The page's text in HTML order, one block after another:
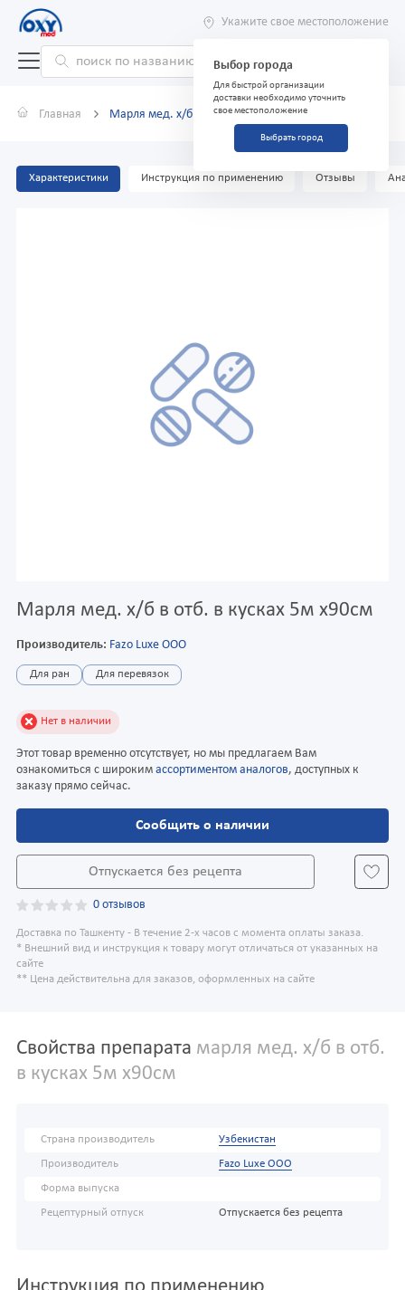
Укажите свое местоположение
Выбор города
Для быстрой организации
доставки необходимо уточнить
свое местоположение
Выбрать город
Главная Марля мед. х/б в отб. в кусках 5м x90см
Характеристики Инструкция по применению Отзывы
Марля мед. х/б в отб. в кусках 5м x90см
Производитель: Fazo Luxe OOO
Для ран Для перевязок
Нет в наличии
Этот товар временно отсутствует, но мы предлагаем Вам
ознакомиться с широким ассортиментом аналогов, доступных к
заказу прямо сейчас.
Сообщить о наличии
Отпускается без рецепта
0 отзывов
Доставка по Ташкенту - В течение 2-х часов с момента оплаты заказа.
* Внешний вид и инструкция к товару могут отличаться от указанных на
сайте
** Цена действительна для заказов, оформленных на сайте
Свойства препарата марля мед. х/б в отб.
в кусках 5м x90см
Страна производитель Узбекистан
Производитель Fazo Luxe OOO
Форма выпуска
Рецептурный отпуск Отпускается без рецепта